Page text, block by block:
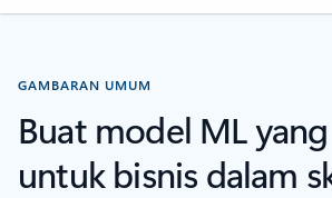
GAMBARAN UMUM
Buat model ML
untuk bisnis dalam